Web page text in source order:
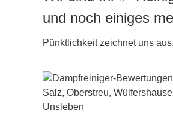
und noch einiges
Pünktlichkeit zeichnet uns